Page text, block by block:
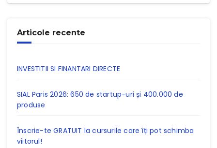
Articole recente
INVESTITII SI FINANTARI DIRECTE
SIAL Paris 2026: 650 de startup-uri și 400.000 de
produse
Înscrie-te GRATUIT la cursurile care îți pot schimba
viitorul!